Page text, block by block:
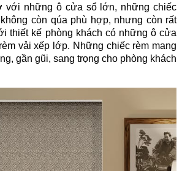
với những ô cửa sổ lớn, những chiếc
còn qúa phù hợp, nhưng còn rất
thiết kế phòng khách có những ô cửa
vải xếp lớp. Những chiếc rèm mang
gần gũi, sang trọng cho phòng khách